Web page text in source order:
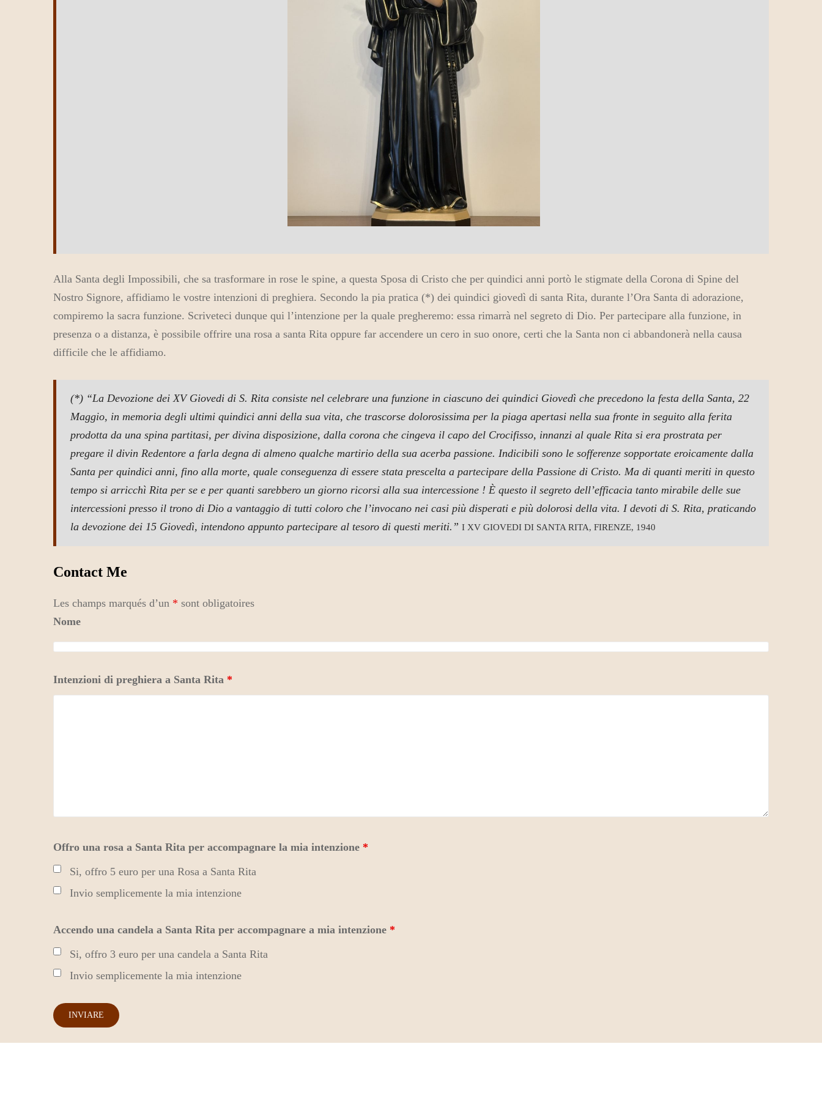
Alla Santa degli Impossibili, che sa trasformare in rose le spine, a questa Sposa di Cristo che per quindici anni portò le stigmate della Corona di Spine del
Nostro Signore, affidiamo le vostre intenzioni di preghiera. Secondo la pia pratica (*) dei quindici giovedì di santa Rita, durante l’Ora Santa di adorazione,
compiremo la sacra funzione. Scriveteci dunque qui l’intenzione per la quale pregheremo: essa rimarrà nel segreto di Dio. Per partecipare alla funzione, in
presenza o a distanza, è possibile offrire una rosa a santa Rita oppure far accendere un cero in suo onore, certi che la Santa non ci abbandonerà nella causa
difficile che le affidiamo.
(*) “La Devozione dei XV Giovedi di S. Rita consiste nel celebrare una funzione in ciascuno dei quindici Giovedì che precedono la festa della Santa, 22
Maggio, in memoria degli ultimi quindici anni della sua vita, che trascorse dolorosissima per la piaga apertasi nella sua fronte in seguito alla ferita
prodotta da una spina partitasi, per divina disposizione, dalla corona che cingeva il capo del Crocifisso, innanzi al quale Rita si era prostrata per
pregare il divin Redentore a farla degna di almeno qualche martirio della sua acerba passione. Indicibili sono le sofferenze sopportate eroicamente dalla
Santa per quindici anni, fino alla morte, quale conseguenza di essere stata prescelta a partecipare della Passione di Cristo. Ma di quanti meriti in questo
tempo si arricchì Rita per se e per quanti sarebbero un giorno ricorsi alla sua intercessione ! È questo il segreto dell’efficacia tanto mirabile delle sue
intercessioni presso il trono di Dio a vantaggio di tutti coloro che l’invocano nei casi più disperati e più dolorosi della vita. I devoti di S. Rita, praticando
la devozione dei 15 Giovedì, intendono appunto partecipare al tesoro di questi meriti.” I XV GIOVEDI DI SANTA RITA, FIRENZE, 1940
Contact Me
Les champs marqués d’un * sont obligatoires
Nome
Intenzioni di preghiera a Santa Rita *
Offro una rosa a Santa Rita per accompagnare la mia intenzione *
Si, offro 5 euro per una Rosa a Santa Rita
Invio semplicemente la mia intenzione
Accendo una candela a Santa Rita per accompagnare a mia intenzione *
Si, offro 3 euro per una candela a Santa Rita
Invio semplicemente la mia intenzione